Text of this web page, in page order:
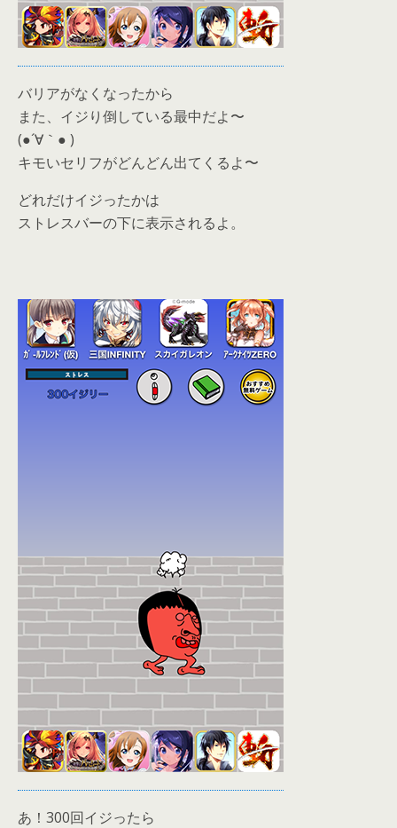
バリアがなくなったから
また、イジり倒している最中だよ〜
(●´∀｀● )
キモいセリフがどんどん出てくるよ〜
どれだけイジったかは
ストレスバーの下に表示されるよ。
あ！300回イジったら